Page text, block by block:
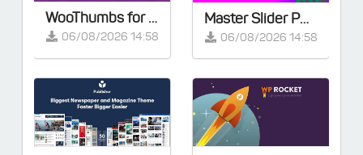
WooThumbs for WooCommerce v5.13.2
06/08/2026 14:58
Master Slider PRO v3.7.7 - Touch Layer Slider WordPress Plugin
06/08/2026 14:58